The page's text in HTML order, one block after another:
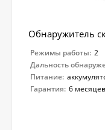
Обнаружитель
Режимы работы: 2
Дальность
Питание:
Гарантия: 6 месяцев